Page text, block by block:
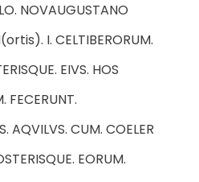
NOVAUGUSTANO
I. CELTIBERORUM.
EIVS. HOS
FECERUNT.
AQVILVS. CUM. COELER
EORUM.